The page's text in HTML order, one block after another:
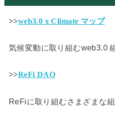
>>web3.0 x Climate マップ
気候変動に取り組むweb3.0
>>ReFi DAO
ReFiに取り組むさまざまな